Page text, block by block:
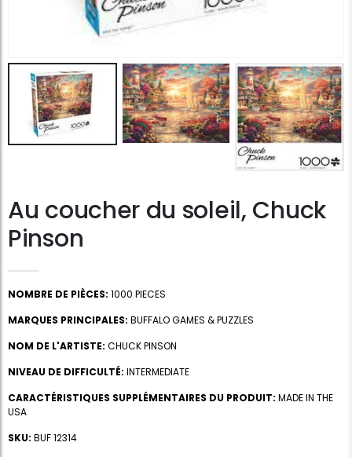
Au coucher du soleil, Chuck
Pinson
NOMBRE DE PIÈCES: 1000 PIECES
MARQUES PRINCIPALES: BUFFALO GAMES & PUZZLES
NOM DE L'ARTISTE: CHUCK PINSON
NIVEAU DE DIFFICULTÉ: INTERMEDIATE
CARACTÉRISTIQUES SUPPLÉMENTAIRES DU PRODUIT: MADE IN THE
USA
SKU: BUF 12314